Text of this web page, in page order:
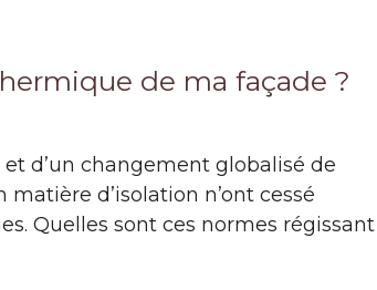
de ma façade ?
d’un changement globalisé de
d’isolation n’ont cessé
Quelles sont ces normes régissant